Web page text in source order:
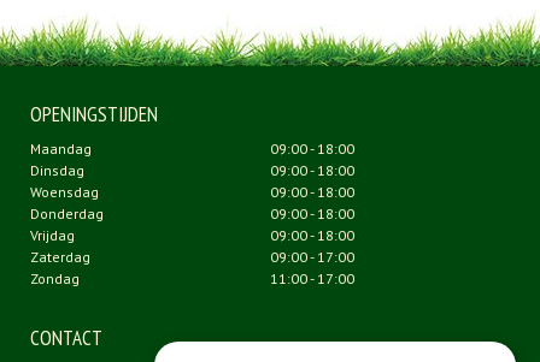
OPENINGSTIJDEN
Maandag
09:00 - 18:00
Dinsdag
09:00 - 18:00
Woensdag
09:00 - 18:00
Donderdag
09:00 - 18:00
Vrijdag
09:00 - 18:00
Zaterdag
09:00 - 17:00
Zondag
11:00 - 17:00
CONTACT